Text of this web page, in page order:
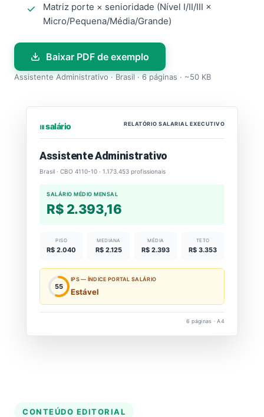
Matriz porte × senioridade (Nível I/II/III ×
Micro/Pequena/Média/Grande)
Baixar PDF de exemplo
Assistente Administrativo · Brasil · 6 páginas · ~50 KB
⏐⏐⏐ salário RELATÓRIO SALARIAL EXECUTIVO
Assistente Administrativo
Brasil · CBO 4110-10 · 1.173.453 profissionais
SALÁRIO MÉDIO MENSAL
R$ 2.393,16
PISO
R$ 2.040
MEDIANA
R$ 2.125
MÉDIA
R$ 2.393
TETO
R$ 3.353
55
IPS — ÍNDICE PORTAL SALÁRIO
Estável
6 páginas · A4
CONTEÚDO EDITORIAL